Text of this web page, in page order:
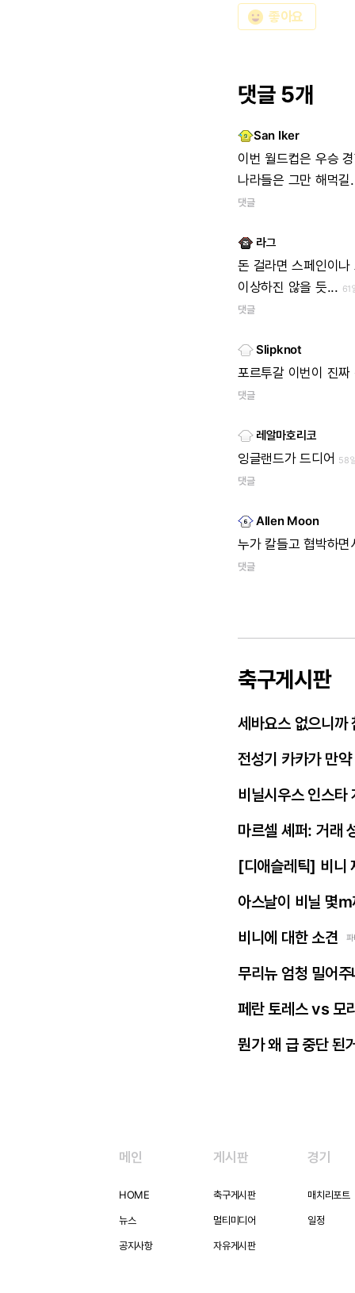
emoji_emotions 좋아요
댓글 5개
San Iker
이번 월드컵은 우승
나라들은 그만 해먹길
댓글
라그
돈 걸라면 스페인이나
이상하진 않을 듯... 61
댓글
Slipknot
포르투갈 이번이 진짜
댓글
레알마호리코
잉글랜드가 드디어 58
댓글
Allen Moon
누가 칼들고 협박하면
댓글
축구게시판
세바요스 없으니까
전성기 카카가 만
비닐시우스 인스타
마르셀 셰퍼: 거래
[디애슬레틱] 비니
아스날이 비닐 몇
비니에 대한 소견
무리뉴 엄청 밀어
페란 토레스 vs 모
뭔가 왜 급 중단 된
메인
HOME
뉴스
공지사항
게시판
축구게시판
멀티미디어
자유게시판
경기
매치리포트
일정